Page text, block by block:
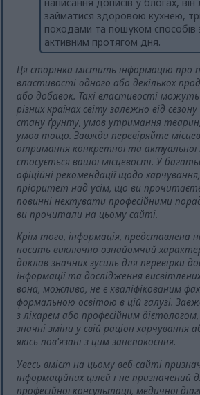
займатися здоровою кухнею,
походами та пошуком способів
активним протягом дня.
Ця сторінка містить інформацію про
властивості одного або декількох
або добавок. Такі властивості можуть
різних країнах світу залежно від
стану ґрунту, умов утримання тварин,
умов тощо. Завжди перевіряйте
отримання конкретної та актуальної
стосується вашої місцевості. У
офіційні рекомендації щодо
пріоритет над усім, що ви
повинні нехтувати професійними
ви прочитали на цьому сайті.
Крім того, інформація, представлена
носить виключно ознайомчий
доклав значних зусиль для перевірки
інформації та дослідження
вона, можливо, не є кваліфікованим
формальною освітою в цій галузі.
з лікарем або професійним
значні зміни у свій раціон харчування
якісь пов'язані з цим занепокоєння.
Увесь вміст на цьому веб-сайті
інформаційних цілей і не призначений
професійної консультації, медичної